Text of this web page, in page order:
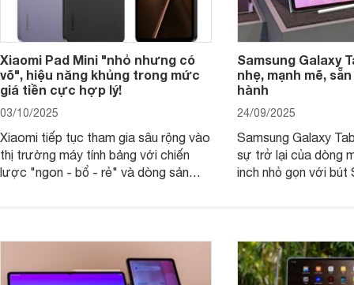
Xiaomi Pad Mini "nhỏ nhưng có
võ", hiệu năng khủng trong mức
giá tiền cực hợp lý!
03/10/2025
Xiaomi tiếp tục tham gia sâu rộng vào
thị trường máy tính bảng với chiến
lược "ngon - bổ - rẻ" và dòng sản
hội tụ những trang bị cao cấp hàng
đầu, tối ưu trải nghiệm của người sử
dụng.
Samsung Galaxy
nhẹ, mạnh mẽ,
hành
24/09/2025
Samsung Galaxy
sự trở lại của dòng
inch nhỏ gọn với bút
thực sự đáng giá?